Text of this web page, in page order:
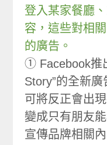
登入某家餐廳
容，這些對相
的廣告。
① Facebook推
Story”的全新
可將反正會出
變成只有朋友
宣傳品牌相關內